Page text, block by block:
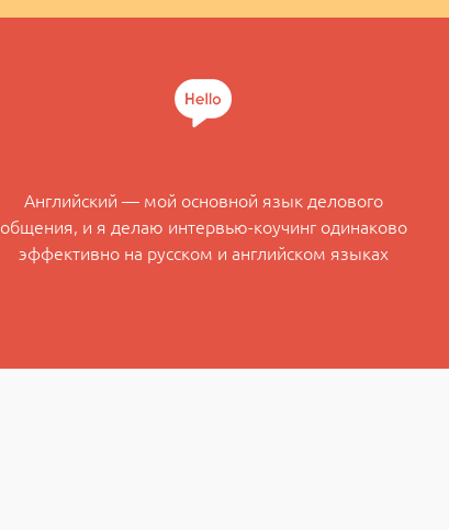
Английский — мой основной язык делового
общения, и я делаю интервью-коучинг одинаково
эффективно на русском и английском языках